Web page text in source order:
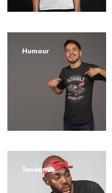
Humour
Tendance